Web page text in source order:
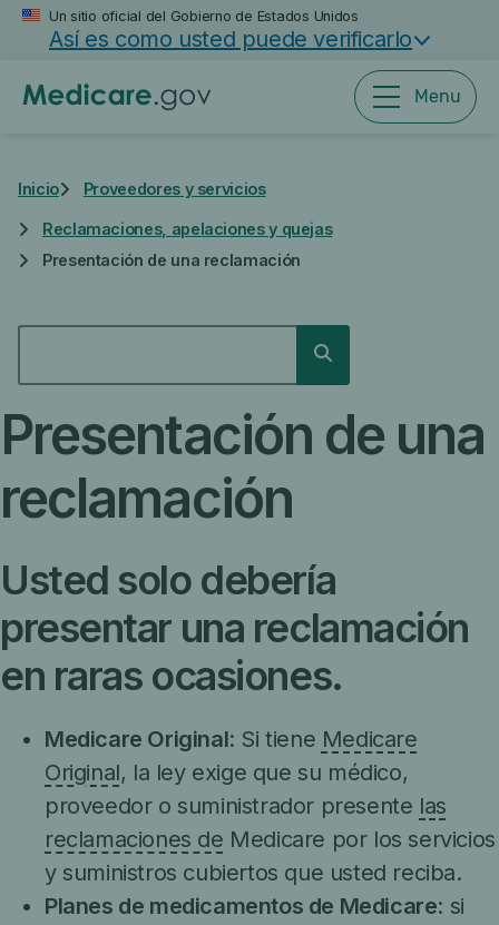
Saltar
principal
Un sitio oficial del Gobierno de Estados Unidos
Así es como usted puede verificarlo
Menu
Inicio Proveedores y servicios
Reclamaciones, apelaciones y quejas
Presentación de una reclamación
Buscar
Presentación de una
reclamación
Usted solo debería
presentar una reclamación
en raras ocasiones.
Medicare Original: Si tiene Medicare
Original, la ley exige que su médico,
proveedor o suministrador presente las
reclamaciones de Medicare por los servicios
y suministros cubiertos que usted reciba.
Planes de medicamentos de Medicare: si